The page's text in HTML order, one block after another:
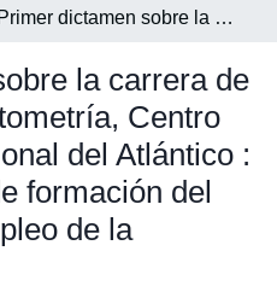
Primer dictamen sobre la carrera de bachillerato en optometría, Centro Universitario Regional del Atlántico : las necesidades de formación del personal en el empleo de la optometría
la carrera de
Centro
del Atlántico :
formación del
de la